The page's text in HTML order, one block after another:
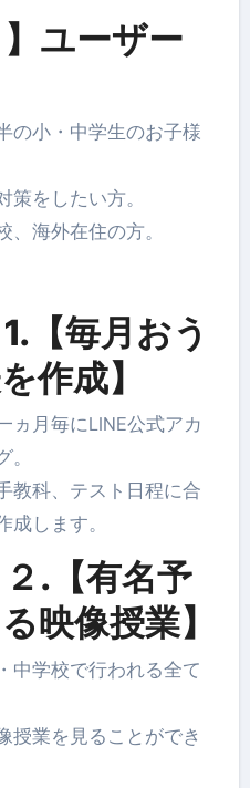
ユーザー
の小・中学生のお子様
策をしたい方。
、海外在住の方。
【毎月おう
作成】
ヵ月毎にLINE公式アカ
教科、テスト日程に合
します。
２.【有名予
映像授業】
中学校で行われる全て
授業を見ることができ